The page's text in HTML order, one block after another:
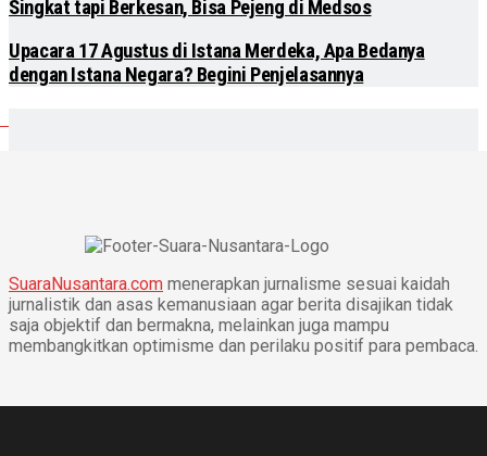
Singkat tapi Berkesan, Bisa Pejeng di Medsos
Upacara 17 Agustus di Istana Merdeka, Apa Bedanya
dengan Istana Negara? Begini Penjelasannya
SuaraNusantara.com menerapkan jurnalisme sesuai kaidah
jurnalistik dan asas kemanusiaan agar berita disajikan tidak
saja objektif dan bermakna, melainkan juga mampu
membangkitkan optimisme dan perilaku positif para pembaca.